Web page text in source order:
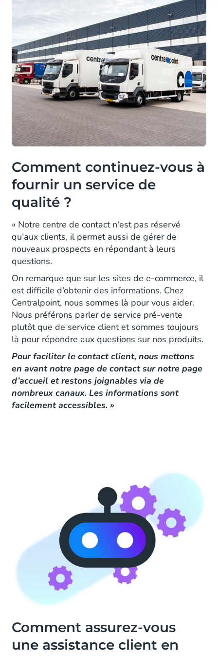
Comment continuez-vous à
fournir un service de
qualité ?
« Notre centre de contact n'est pas réservé
qu’aux clients, il permet aussi de gérer de
nouveaux prospects en répondant à leurs
questions.
On remarque que sur les sites de e-commerce, il
est difficile d’obtenir des informations. Chez
Centralpoint, nous sommes là pour vous aider.
Nous préférons parler de service pré-vente
plutôt que de service client et sommes toujours
là pour répondre aux questions sur nos produits.
Pour faciliter le contact client, nous mettons
en avant notre page de contact sur notre page
d’accueil et restons joignables via de
nombreux canaux. Les informations sont
facilement accessibles. »
Comment assurez-vous
une assistance client en